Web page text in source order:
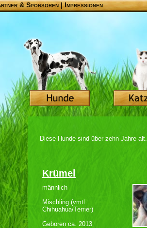
& Sponsoren|Impressionen
Diese Hunde sind über zehn Jahre alt.
Krümel
männlich
Mischling (vmtl.
Chihuahua/Terrier)
Geboren ca. 2013